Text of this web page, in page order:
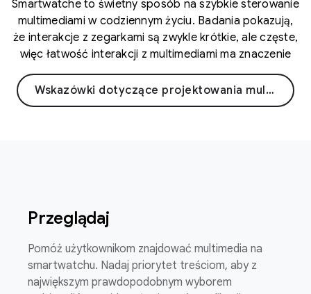
Smartwatche to świetny sposób na szybkie sterowanie
multimediami w codziennym życiu. Badania pokazują,
że interakcje z zegarkami są zwykle krótkie, ale częste,
więc łatwość interakcji z multimediami ma znaczenie
Wskazówki dotyczące projektowania multimediów
Przeglądaj
Pomóż użytkownikom znajdować multimedia na
smartwatchu. Nadaj priorytet treściom, aby z
największym prawdopodobnym wyborem